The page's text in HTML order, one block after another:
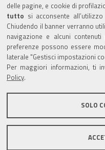
delle pagine, e cookie di
tutto si acconsente
Chiudendo il banner verranno
navigazione e alcuni
preferenze possono essere
laterale "Gestisci impostazioni
Per maggiori informazioni, ti
Policy
SOLO
o
o
b
e
e
r
d
I
n
Codice Univoco Ufficio:
I soggetti privati
tramite PagoPA con
pagamento al seguente
Codice IBAN per le
comprese nel regime di
Banca D’Italia: